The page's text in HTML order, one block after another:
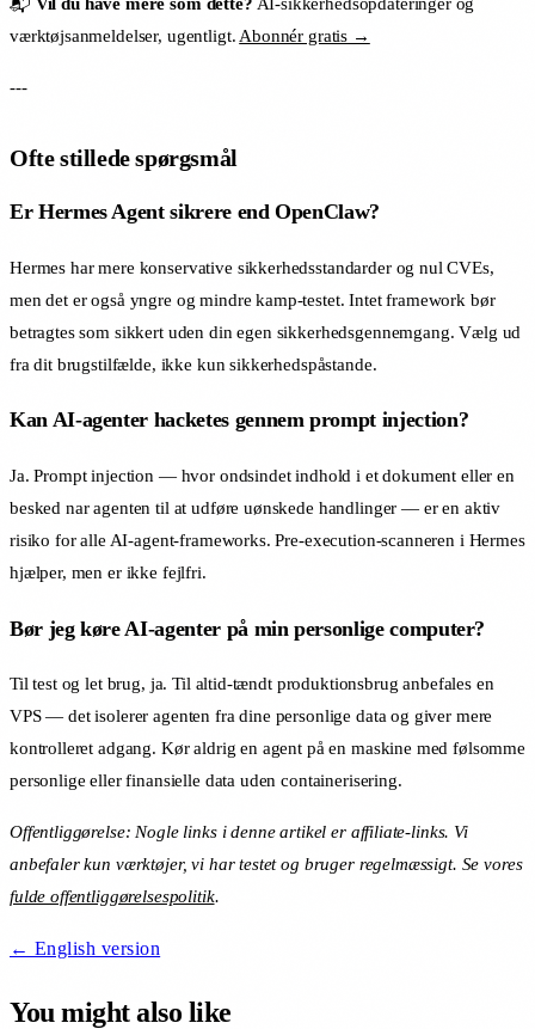
værktøjsanmeldelser, ugentligt. Abonnér gratis →
---
Ofte stillede spørgsmål
Er Hermes Agent sikrere end OpenClaw?
Hermes har mere konservative sikkerhedsstandarder og nul CVEs,
men det er også yngre og mindre kamp-testet. Intet framework bør
betragtes som sikkert uden din egen sikkerhedsgennemgang. Vælg ud
fra dit brugstilfælde, ikke kun sikkerhedspåstande.
Kan AI-agenter hacketes gennem prompt injection?
Ja. Prompt injection — hvor ondsindet indhold i et dokument eller en
besked nar agenten til at udføre uønskede handlinger — er en aktiv
risiko for alle AI-agent-frameworks. Pre-execution-scanneren i Hermes
hjælper, men er ikke fejlfri.
Bør jeg køre AI-agenter på min personlige computer?
Til test og let brug, ja. Til altid-tændt produktionsbrug anbefales en
VPS — det isolerer agenten fra dine personlige data og giver mere
kontrolleret adgang. Kør aldrig en agent på en maskine med følsomme
personlige eller finansielle data uden containerisering.
Offentliggørelse: Nogle links i denne artikel er affiliate-links. Vi
anbefaler kun værktøjer, vi har testet og bruger regelmæssigt. Se vores
fulde offentliggørelsespolitik.
← English version
You might also like